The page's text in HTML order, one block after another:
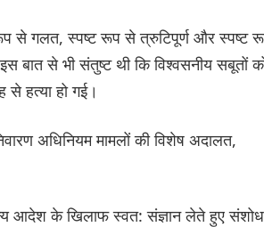
से गलत, स्पष्ट रूप से त्रुटिपूर्ण और स्पष्ट
बात से भी संतुष्ट थी कि विश्वसनीय सबूतों
से हत्या हो गई।
अधिनियम मामलों की विशेष अदालत,
आदेश के खिलाफ स्वत: संज्ञान लेते हुए